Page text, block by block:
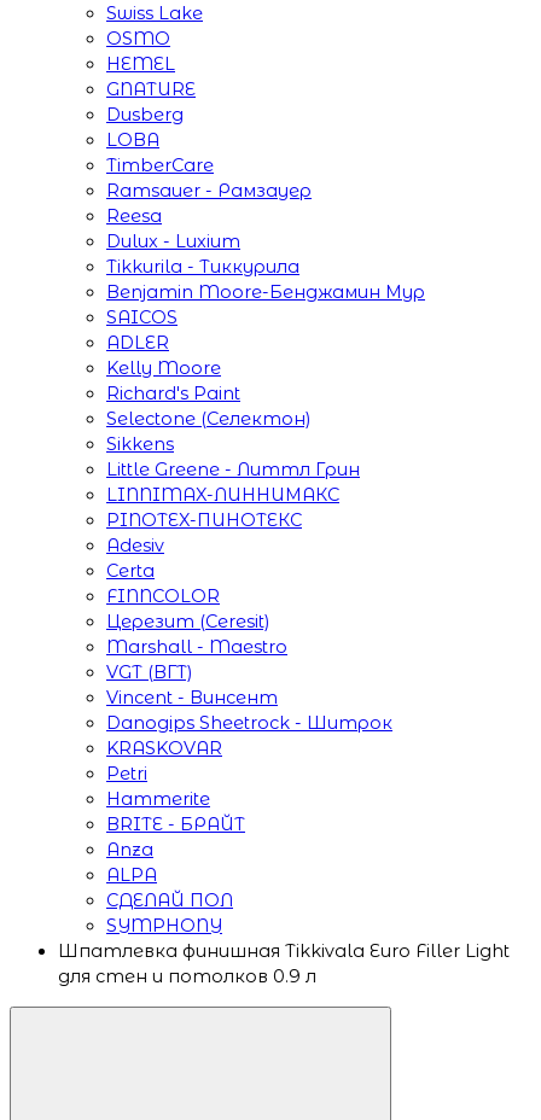
Swiss Lake
OSMO
HEMEL
GNATURE
Dusberg
LOBA
TimberCare
Ramsauer - Рамзауер
Reesa
Dulux - Luxium
Tikkurila - Тиккурила
Benjamin Moore-Бенджамин Мур
SAICOS
ADLER
Kelly Moore
Richard's Paint
Selectone (Селектон)
Sikkens
Little Greene - Литтл Грин
LINNIMAX-ЛИННИМАКС
PINOTEX-ПИНОТЕКС
Adesiv
Certa
FINNCOLOR
Церезит (Ceresit)
Marshall - Maestro
VGT (ВГТ)
Vincent - Винсент
Danogips Sheetrock - Шитрок
KRASKOVAR
Petri
Hammerite
BRITE - БРАЙТ
Anza
ALPA
СДЕЛАЙ ПОЛ
SYMPHONY
Шпатлевка финишная Tikkivala Euro Filler Light
для стен и потолков 0.9 л